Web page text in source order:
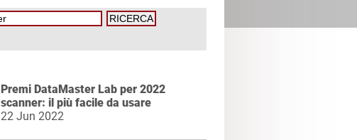
Premi DataMaster Lab per 2022
scanner: il più facile da usare
22 Jun 2022